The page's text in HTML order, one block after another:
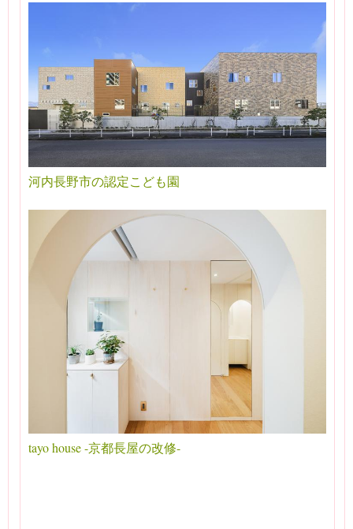
河内長野市の認定こども園
tayo house -京都長屋の改修-